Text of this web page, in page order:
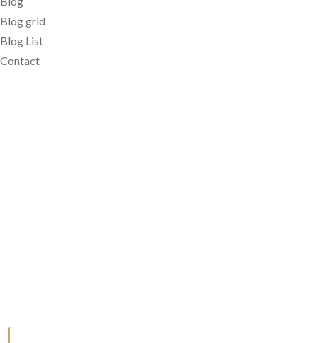
Blog grid
Blog List
Contact